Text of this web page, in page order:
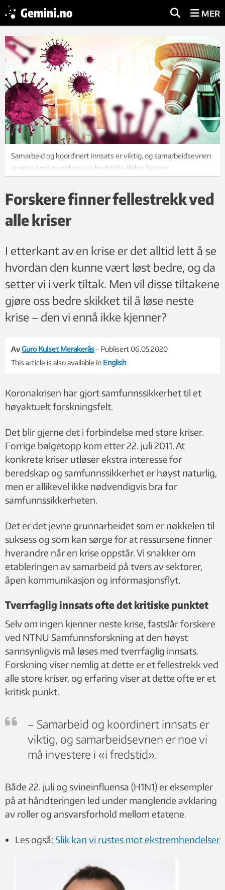
MER
Samarbeid og koordinert innsats er viktig, og samarbeidsevnen
er noe vi må investere i «i fredstid», ifølge forsker.
Forskere finner fellestrekk ved
alle kriser
I etterkant av en krise er det alltid lett å se
hvordan den kunne vært løst bedre, og da
setter vi i verk tiltak. Men vil disse tiltakene
gjøre oss bedre skikket til å løse neste
krise – den vi ennå ikke kjenner?
AvGuro Kulset Merakerås - Publisert 06.05.2020
This article is also available in English
Koronakrisen har gjort samfunnssikkerhet til et
høyaktuelt forskningsfelt.
Det blir gjerne det i forbindelse med store kriser.
Forrige bølgetopp kom etter 22. juli 2011. At
konkrete kriser utløser ekstra interesse for
beredskap og samfunnssikkerhet er høyst naturlig,
men er allikevel ikke nødvendigvis bra for
samfunnssikkerheten.
Det er det jevne grunnarbeidet som er nøkkelen til
suksess og som kan sørge for at ressursene finner
hverandre når en krise oppstår. Vi snakker om
etableringen av samarbeid på tvers av sektorer,
åpen kommunikasjon og informasjonsflyt.
Tverrfaglig innsats ofte det kritiske punktet
Selv om ingen kjenner neste krise, fastslår forskere
ved NTNU Samfunnsforskning at den høyst
sannsynligvis må løses med tverrfaglig innsats.
Forskning viser nemlig at dette er et fellestrekk ved
alle store kriser, og erfaring viser at dette ofte er et
kritisk punkt.
– Samarbeid og koordinert innsats er
viktig, og samarbeidsevnen er noe vi
må investere i «i fredstid».
Både 22. juli og svineinfluensa (H1N1) er eksempler
på at håndteringen led under manglende avklaring
av roller og ansvarsforhold mellom etatene.
Les også: Slik kan vi rustes mot ekstremhendelser